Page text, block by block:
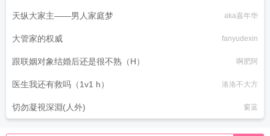
天纵大家主——男人家庭梦 aka嘉年华
大管家的权威 fanyudexin
跟联姻对象结婚后还是很不熟（H） 啊肥阿
医生我还有救吗（1v1 h） 洛洛不大方
切勿凝視深淵(人外) 窗蓝